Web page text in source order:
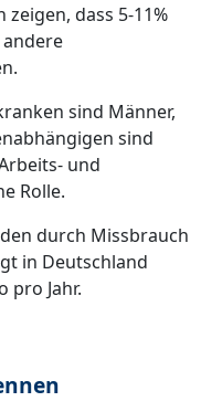
dass 5-11%
sind Männer,
sind
und
Rolle.
durch Missbrauch
in Deutschland
pro Jahr.